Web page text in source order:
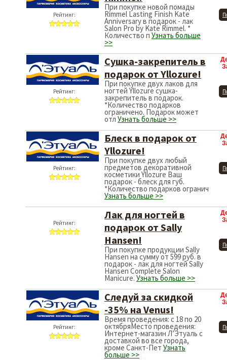
Рейтинг:
При покупке новой помады
Rimmel Lasting Finish Kate
Anniversary в подарок - лак
Salon Pro by Kate Rimmel. *
Количество п Узнать больше
>>
Рейтинг:
Сушка-закрепитель в
подарок от Yllozure!
При покупке двух лаков для
ногтей Yllozure cушка-
закрепитель в подарок.
*Количество подарков
ограничено. Подарок может
отл Узнать больше >>
Рейтинг:
Блеск в подарок от
Yllozure!
При покупке двух любый
предметов декоративной
косметики Yllozure Ваш
подарок - блеск для губ.
*Количество подарков огранич
Узнать больше >>
Лак для ногтей в
подарок от Sally
Hansen!
При покупке продукции Sally
Hansen на сумму от 599 руб. в
подарок - лак для ногтей Sally
Hansen Complete Salon
Manicure. Узнать больше >>
Рейтинг:
Следуй за скидкой
-35% на Venus!
Время проведения: с 18 по 20
октябряМесто проведения:
Интернет-магазин Л’Этуаль с
доставкой во все города,
кроме Санкт-Пет Узнать
больше >>